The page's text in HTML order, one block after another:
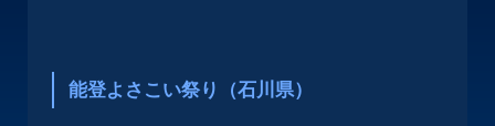
能登よさこい祭り（石川県）